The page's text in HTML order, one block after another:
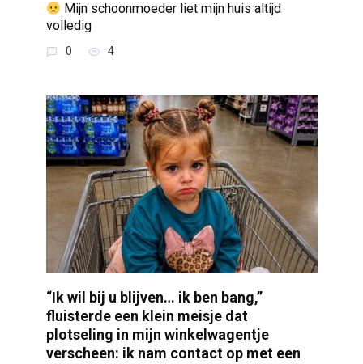
Mijn schoonmoeder liet mijn huis altijd
volledig
0 4
“Ik wil bij u blijven… ik ben bang,”
fluisterde een klein meisje dat
plotseling in mijn winkelwagentje
verscheen: ik nam contact op met een